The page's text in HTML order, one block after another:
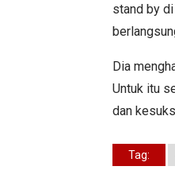
stand by
Dia
Untuk itu
dan
Tag: